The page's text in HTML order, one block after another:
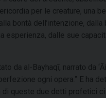
per le creature, una
bontà dell’intenzione,
esperienza, dalle sue
ogni opera.” E ha
queste due detti profetici